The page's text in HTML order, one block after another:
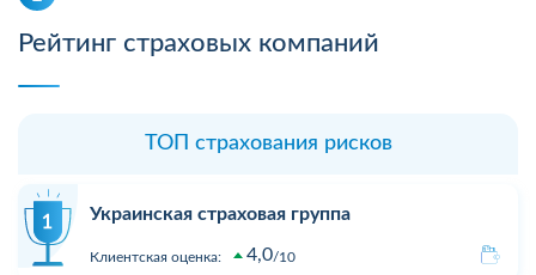
Рейтинг страховых компаний
ТОП страхования рисков
Украинская страховая группа
Клиентская оценка: 4,0 10